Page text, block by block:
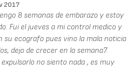
2017
8 semanas de embarazo y estoy
Fui el jueves a mi control medico y
su ecografo pues vino la mala noticia
dejo de crecer en la semana7.
no siento nada , es muy